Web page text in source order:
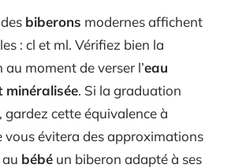
biberons modernes affichent
: cl et ml. Vérifiez bien la
moment de verser l’eau
minéralisée. Si la graduation
cette équivalence à
vous évitera des approximations
bébé un biberon adapté à ses